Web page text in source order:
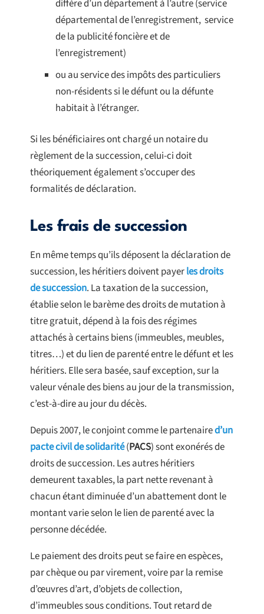
diffère d’un département à l’autre (service
départemental de l’enregistrement, service
de la publicité foncière et de
l’enregistrement)
ou au service des impôts des particuliers
non-résidents si le défunt ou la défunte
habitait à l’étranger.
Si les bénéficiaires ont chargé un notaire du
règlement de la succession, celui-ci doit
théoriquement également s’occuper des
formalités de déclaration.
Les frais de succession
En même temps qu’ils déposent la déclaration de
succession, les héritiers doivent payerles droits
de succession. La taxation de la succession,
établie selon le barème des droits de mutation à
titre gratuit, dépend à la fois des régimes
attachés à certains biens (immeubles, meubles,
titres…) et du lien de parenté entre le défunt et les
héritiers. Elle sera basée, sauf exception, sur la
valeur vénale des biens au jour de la transmission,
c’est-à-dire au jour du décès.
Depuis 2007, le conjoint comme le partenaired’un
pacte civil de solidarité(PACS) sont exonérés de
droits de succession. Les autres héritiers
demeurent taxables, la part nette revenant à
chacun étant diminuée d’un abattement dont le
montant varie selon le lien de parenté avec la
personne décédée.
Le paiement des droits peut se faire en espèces,
par chèque ou par virement, voire par la remise
d’œuvres d’art, d’objets de collection,
d’immeubles sous conditions. Tout retard de